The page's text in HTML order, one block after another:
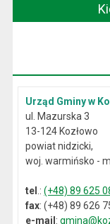
Urząd Gminy w
ul. Mazurska 3
13-124 Kozłowo
powiat nidzicki,
woj. warmińsko -
tel .:(+48) 89 625
fax: (+48) 89 626
e-mail: